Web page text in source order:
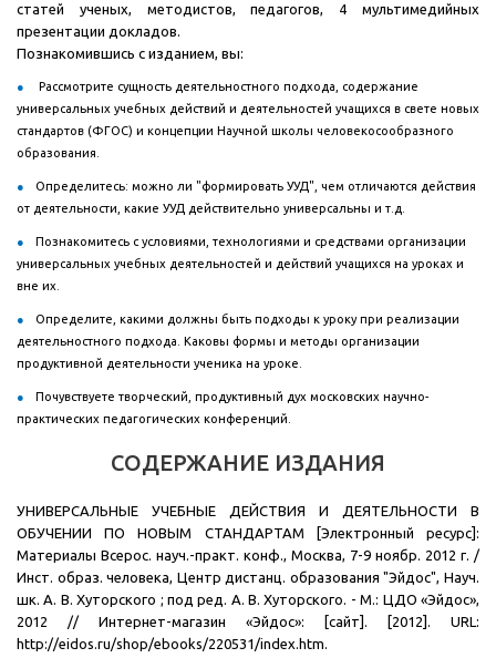
статей ученых, методистов, педагогов, 4 мультимедийных
презентации докладов.
Познакомившись с изданием, вы:
Рассмотрите сущность деятельностного подхода, содержание
универсальных учебных действий и деятельностей учащихся в свете новых
стандартов (ФГОС) и концепции Научной школы человекосообразного
образования.
Определитесь: можно ли "формировать УУД", чем отличаются действия
от деятельности, какие УУД действительно универсальны и т.д.
Познакомитесь с условиями, технологиями и средствами организации
универсальных учебных деятельностей и действий учащихся на уроках и
вне их.
Определите, какими должны быть подходы к уроку при реализации
деятельностного подхода. Каковы формы и методы организации
продуктивной деятельности ученика на уроке.
Почувствуете творческий, продуктивный дух московских научно-
практических педагогических конференций.
СОДЕРЖАНИЕ ИЗДАНИЯ
УНИВЕРСАЛЬНЫЕ УЧЕБНЫЕ ДЕЙСТВИЯ И ДЕЯТЕЛЬНОСТИ В
ОБУЧЕНИИ ПО НОВЫМ СТАНДАРТАМ [Электронный ресурс]:
Материалы Всерос. науч.-практ. конф., Москва, 7-9 ноябр. 2012 г. /
Инст. образ. человека, Центр дистанц. образования "Эйдос", Науч.
шк. А. В. Хуторского ; под ред. А. В. Хуторского. - М.: ЦДО «Эйдос»,
2012 // Интернет-магазин «Эйдос»: [сайт]. [2012]. URL:
http://eidos.ru/shop/ebooks/220531/index.htm.